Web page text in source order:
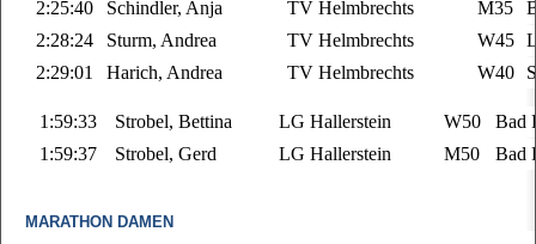
2:25:40
Schindler, Anja TV Helmbrechts M35
2:28:24
Sturm, Andrea TV Helmbrechts W45
2:29:01
Harich, Andrea TV Helmbrechts W40
1:59:33 Strobel, Bettina LG Hallerstein W50
Bad
1:59:37
Strobel, Gerd LG Hallerstein M50 Bad
MARATHON DAMEN